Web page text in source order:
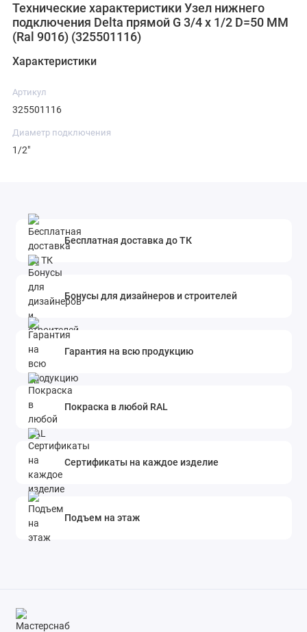
Технические характеристики Узел нижнего
подключения Delta прямой G 3/4 x 1/2 D=50 MM
(Ral 9016) (325501116)
Характеристики
Артикул
325501116
Диаметр подключения
1/2"
Бесплатная доставка до ТК
Бонусы для дизайнеров и строителей
Гарантия на всю продукцию
Покраска в любой RAL
Сертификаты на каждое изделие
Подъем на этаж